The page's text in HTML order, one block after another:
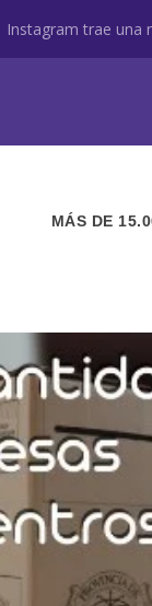
Instagram trae una
MÁS DE